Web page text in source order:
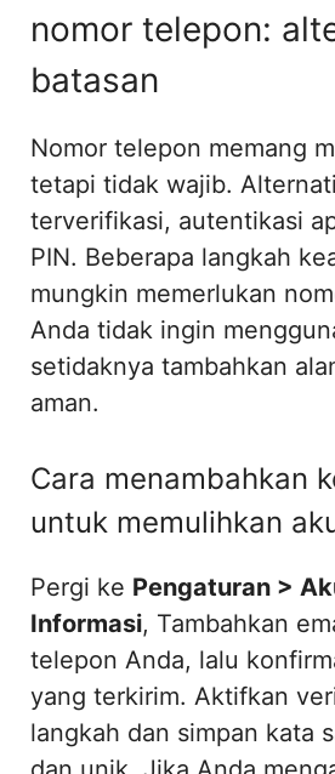
nomor telepon:
batasan
Nomor telepon memang
tetapi tidak wajib.
terverifikasi, autentikasi
PIN. Beberapa langkah
mungkin memerlukan
Anda tidak ingin
setidaknya tambahkan
aman.
Cara menambahkan
untuk memulihkan
Pergi ke Pengaturan >
Informasi, Tambahkan
telepon Anda, lalu
yang terkirim. Aktifkan
langkah dan simpan kata